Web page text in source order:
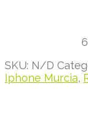
SKU: N/D
Iphone Murcia,